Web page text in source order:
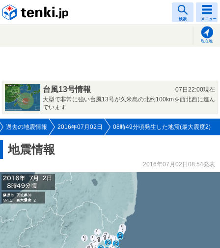
検索 メニュー
現在地
台風13号情報
07日22:00現在
大型で非常に強い台風13号が久米島の北約100kmを西北西に進ん
でいます
過去の地震情報 2016年07月02日 08時49分頃発生した地震(最大震度2)
地震情報
2016年07月02日08:54発表